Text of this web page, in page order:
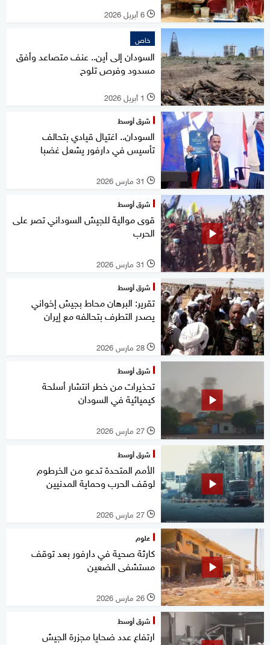
l 6 أبريل 2026
خاص
السودان إلى أين.. عنف متصاعد وأفق
مسدود وفرص تلوح
l 1 أبريل 2026
شرق أوسط
السودان.. اغتيال قيادي بتحالف
تأسيس في دارفور يشعل غضبا
l 31 مارس 2026
شرق أوسط
قوى موالية للجيش السوداني تصر على
الحرب
l 31 مارس 2026
شرق أوسط
تقرير: البرهان محاط بجيش إخواني
يصدر التطرف بتحالفه مع إيران
l 28 مارس 2026
شرق أوسط
تحذيرات من خطر انتشار أسلحة
كيميائية في السودان
l 27 مارس 2026
شرق أوسط
الأمم المتحدة تدعو من الخرطوم
لوقف الحرب وحماية المدنيين
l 27 مارس 2026
علوم
كارثة صحية في دارفور بعد توقف
مستشفى الضعين
l 26 مارس 2026
شرق أوسط
ارتفاع عدد ضحايا مجزرة الجيش